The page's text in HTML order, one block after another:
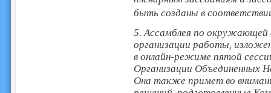
быть созданы в
5. Ассамблея по окружающей
организации работы,
в онлайн-режиме пятой
Организации Объединенных
Она также примет во